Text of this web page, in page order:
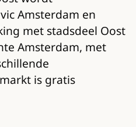
Amsterdam en
met stadsdeel Oost
Amsterdam, met
is gratis